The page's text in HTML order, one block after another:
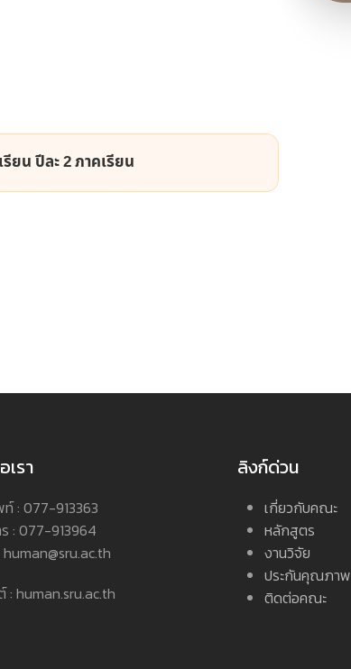
ยน ปีละ 2 ภาคเรียน
รา
: 077-913363
: 077-913964
human@sru.ac.th
: human.sru.ac.th
ลิงก์ด่วน
เกี่ยวกับคณะ
หลักสูตร
งานวิจัย
ประกันคุณภาพ
ติดต่อคณะ